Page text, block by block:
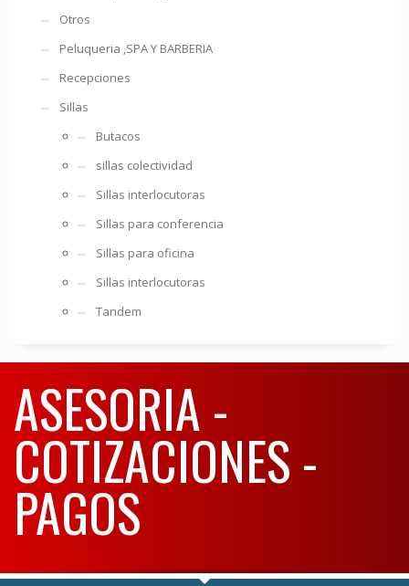
Otros
Peluqueria ,SPA Y BARBERIA
Recepciones
Sillas
Butacos
sillas colectividad
Sillas interlocutoras
Sillas para conferencia
Sillas para oficina
Sillas interlocutoras
Tandem
ASESORIA -
COTIZACIONES -
PAGOS